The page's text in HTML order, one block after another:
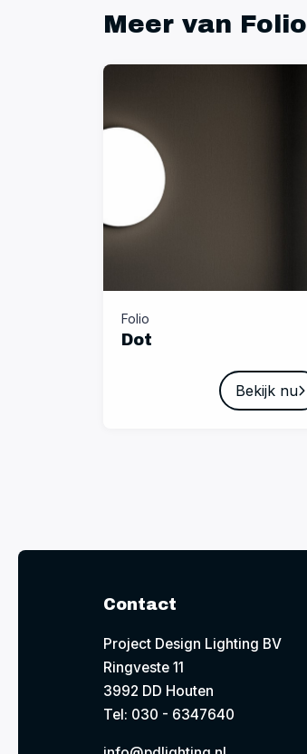
Meer van Folio
Folio
Dot
Bekijk nu
Contact
Project Design Lighting BV
Ringveste 11
3992 DD Houten
Tel: 030 - 6347640